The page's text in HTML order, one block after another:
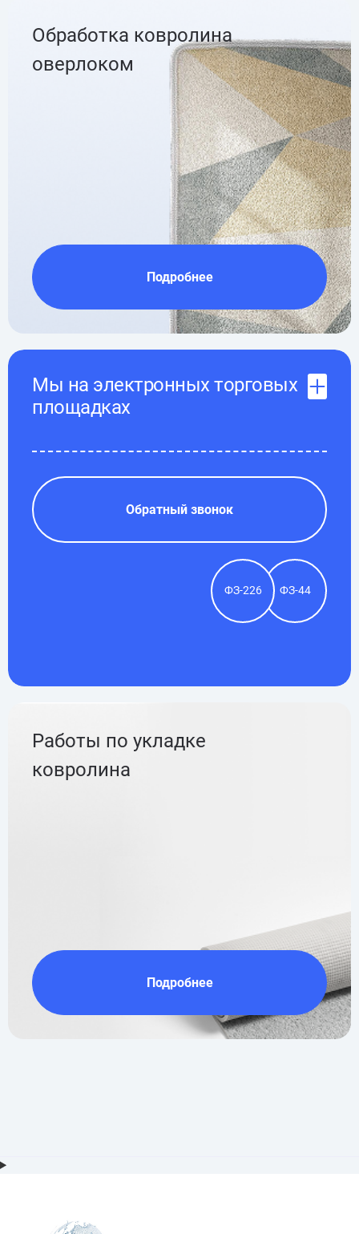
Обработка ковролина
оверлоком
Подробнее
Мы на электронных торговых
площадках
Обратный звонок
ФЗ-226 ФЗ-44
Работы по укладке
ковролина
Подробнее